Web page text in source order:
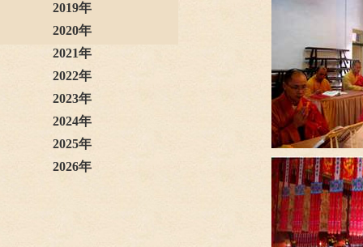
2019年
2020年
2021年
2022年
2023年
2024年
2025年
2026年